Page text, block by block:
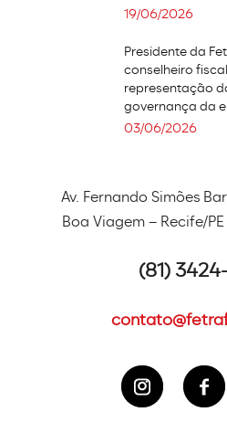
19/06/2026
Presidente da
conselheiro
representação
governança da
03/06/2026
Av. Fernando Simões
Boa Viagem – Recife/
(81)